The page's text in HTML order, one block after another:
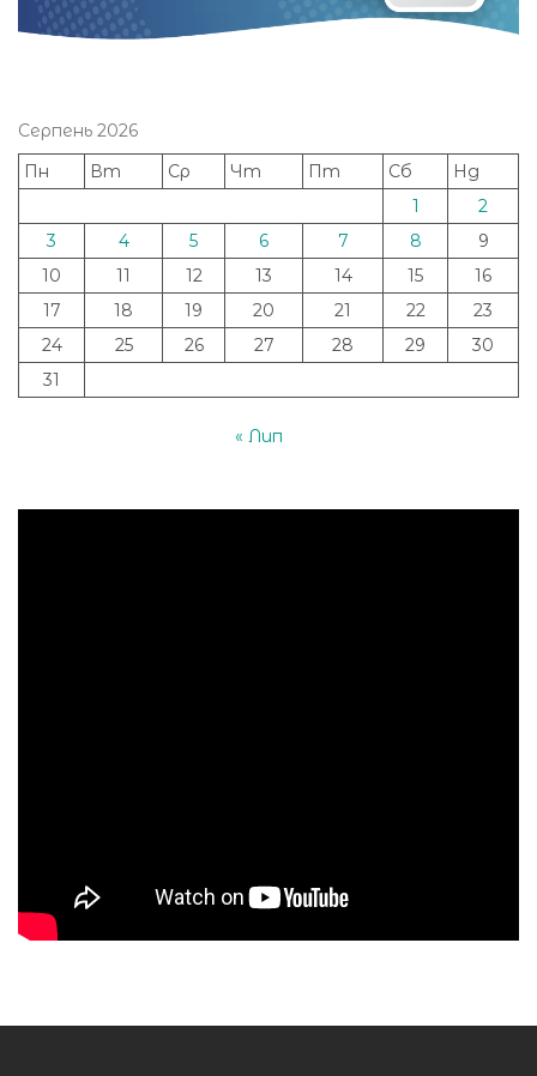
Серпень 2026
Пн
Вт Ср Чт Пт Сб
Нд
1
2
3
4 5 6 7 8
9
10
11 12 13 14 15
16
17
18 19 20 21 22
23
24
25 26 27 28 29
30
31
« Лип